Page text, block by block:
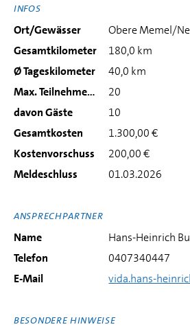
INFOS
Ort/Gewässer
Obere Memel/
Gesamtkilometer
180,0 km
Ø Tageskilometer
40,0 km
Max. Teilnehmerzahl
20
davon Gäste
10
Gesamtkosten
1.300,00 €
Kostenvorschuss
200,00 €
Meldeschluss
01.03.2026
ANSPRECHPARTNER
Name
Hans-Heinrich
Telefon
0407340447
E-Mail
vida.hans-
BESONDERE HINWEISE